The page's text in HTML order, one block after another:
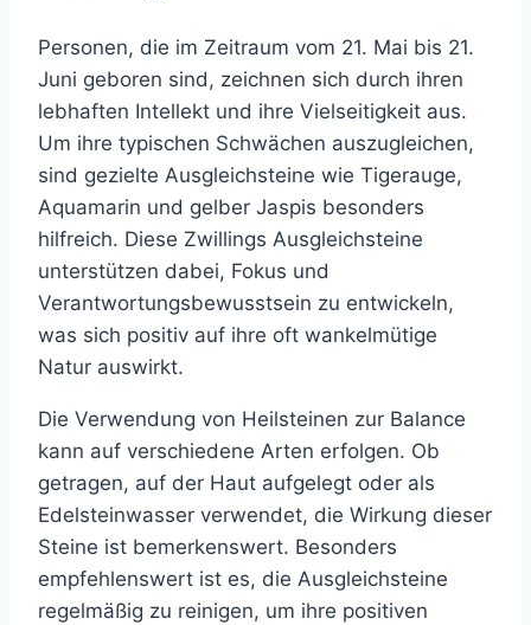
Personen, die im Zeitraum vom 21. Mai bis 21.
Juni geboren sind, zeichnen sich durch ihren
lebhaften Intellekt und ihre Vielseitigkeit aus.
Um ihre typischen Schwächen auszugleichen,
sind gezielte Ausgleichsteine wie Tigerauge,
Aquamarin und gelber Jaspis besonders
hilfreich. Diese Zwillings Ausgleichsteine
unterstützen dabei, Fokus und
Verantwortungsbewusstsein zu entwickeln,
was sich positiv auf ihre oft wankelmütige
Natur auswirkt.
Die Verwendung von Heilsteinen zur Balance
kann auf verschiedene Arten erfolgen. Ob
getragen, auf der Haut aufgelegt oder als
Edelsteinwasser verwendet, die Wirkung dieser
Steine ist bemerkenswert. Besonders
empfehlenswert ist es, die Ausgleichsteine
regelmäßig zu reinigen, um ihre positiven